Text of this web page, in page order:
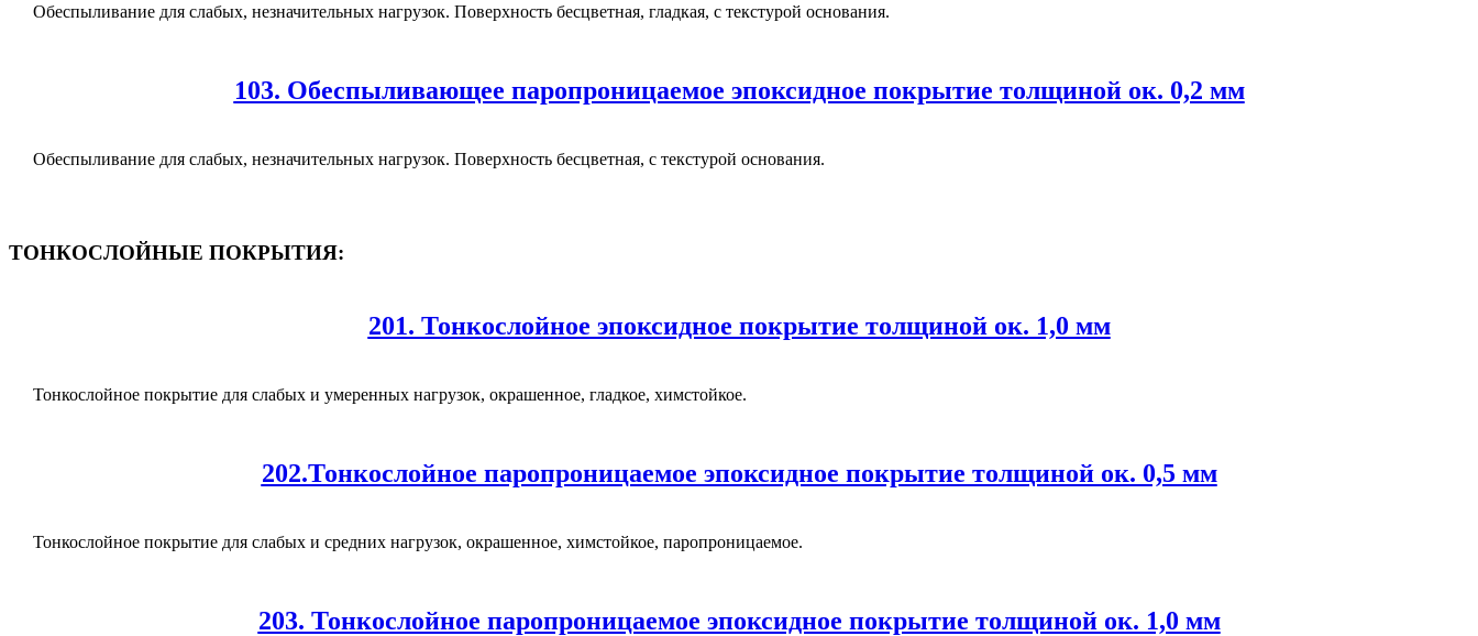
Обеспыливание для слабых, незначительных нагрузок. Поверхность бесцветная, гладкая, с текстурой основания.
103. Обеспыливающее паропроницаемое эпоксидное покрытие толщиной ок. 0,2 мм
Обеспыливание для слабых, незначительных нагрузок. Поверхность бесцветная, с текстурой основания.
ТОНКОСЛОЙНЫЕ ПОКРЫТИЯ:
201. Тонкослойное эпоксидное покрытие толщиной ок. 1,0 мм
Тонкослойное покрытие для слабых и умеренных нагрузок, окрашенное, гладкое, химстойкое.
202.Тонкослойное паропроницаемое эпоксидное покрытие толщиной ок. 0,5 мм
Тонкослойное покрытие для слабых и средних нагрузок, окрашенное, химстойкое, паропроницаемое.
203. Тонкослойное паропроницаемое эпоксидное покрытие толщиной ок. 1,0 мм